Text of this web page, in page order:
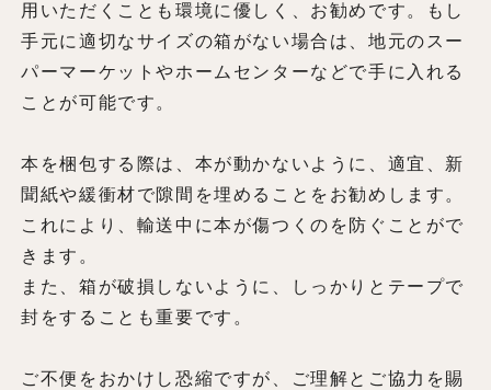
用いただくことも環境に優しく、お勧めです。もし
手元に適切なサイズの箱がない場合は、地元のスー
パーマーケットやホームセンターなどで手に入れる
ことが可能です。
本を梱包する際は、本が動かないように、適宜、新
聞紙や緩衝材で隙間を埋めることをお勧めします。
これにより、輸送中に本が傷つくのを防ぐことがで
きます。
また、箱が破損しないように、しっかりとテープで
封をすることも重要です。
ご不便をおかけし恐縮ですが、ご理解とご協力を賜